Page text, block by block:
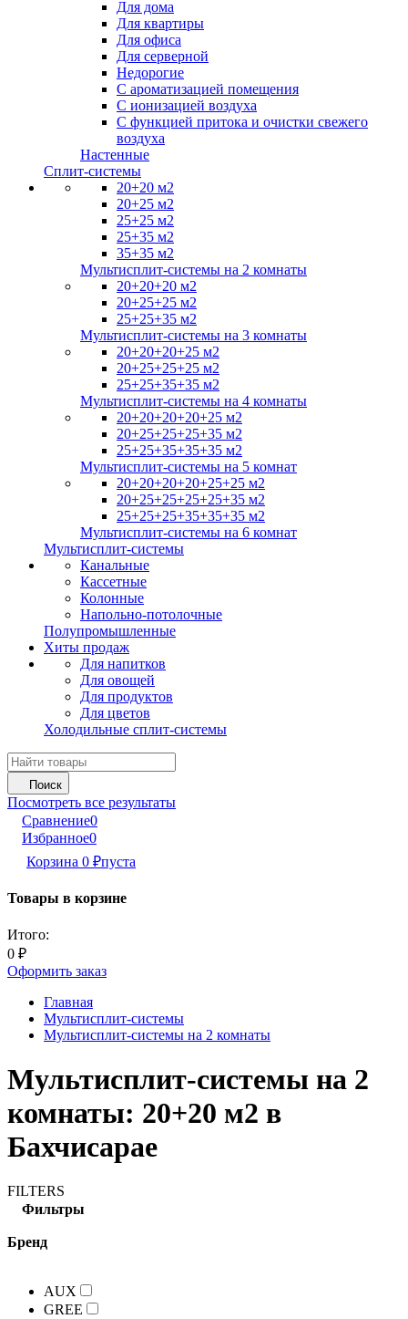
Для дома
Для квартиры
Для офиса
Для серверной
Недорогие
С ароматизацией помещения
С ионизацией воздуха
С функцией притока и очистки свежего
воздуха
Настенные
Сплит-системы
20+20 м2
20+25 м2
25+25 м2
25+35 м2
35+35 м2
Мультисплит-системы на 2 комнаты
20+20+20 м2
20+25+25 м2
25+25+35 м2
Мультисплит-системы на 3 комнаты
20+20+20+25 м2
20+25+25+25 м2
25+25+35+35 м2
Мультисплит-системы на 4 комнаты
20+20+20+20+25 м2
20+25+25+25+35 м2
25+25+35+35+35 м2
Мультисплит-системы на 5 комнат
20+20+20+20+25+25 м2
20+25+25+25+25+35 м2
25+25+25+35+35+35 м2
Мультисплит-системы на 6 комнат
Мультисплит-системы
Канальные
Кассетные
Колонные
Напольно-потолочные
Полупромышленные
Хиты продаж
Для напитков
Для овощей
Для продуктов
Для цветов
Холодильные сплит-системы
Поиск
Посмотреть все результаты
Сравнение0
Избранное0
Корзина 0 ₽пуста
Товары в корзине
Итого:
0 ₽
Оформить заказ
Главная
Мультисплит-системы
Мультисплит-системы на 2 комнаты
Мультисплит-системы на 2
комнаты: 20+20 м2 в
Бахчисарае
FILTERS
Фильтры
Бренд
AUX
GREE